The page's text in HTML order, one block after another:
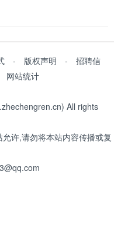
- 版权声明 - 招聘信
站统计
All rights
许,请勿将本站内容传播或复